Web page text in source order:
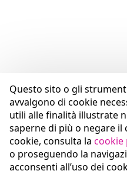
Questo sito o gli
avvalgono di cookie
utili alle finalità illustrate
saperne di più o negare il
cookie, consulta la cookie
o proseguendo la
acconsenti all’uso dei